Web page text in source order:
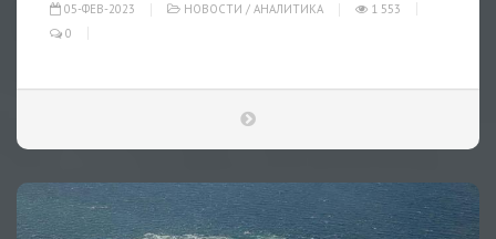
05-ФЕВ-2023 НОВОСТИ / АНАЛИТИКА
1 553
0